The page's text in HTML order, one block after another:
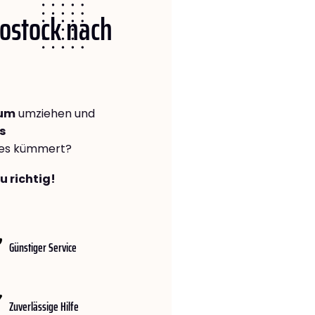
nach
umziehen und
kümmert?
richtig!
Günstiger Service
Zuverlässige Hilfe